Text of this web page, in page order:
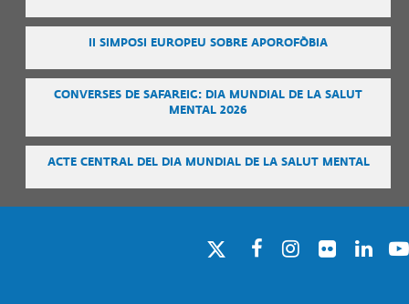
II SIMPOSI EUROPEU SOBRE APOROFÒBIA
CONVERSES DE SAFAREIG: DIA MUNDIAL DE LA SALUT
MENTAL 2026
ACTE CENTRAL DEL DIA MUNDIAL DE LA SALUT MENTAL